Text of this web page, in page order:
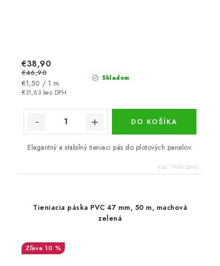
Skladom
€31,63 bez DPH
€38,90
€46,90
Jednotková
cena:
€1,50 / 1 m
DO KOŠÍKA
Elegantný a stabilný tieniaci pás do plotových panelov.
Kód: TP190-26M-Z
Tieniacia páska PVC 47 mm, 50 m, machová
zelená
10 %